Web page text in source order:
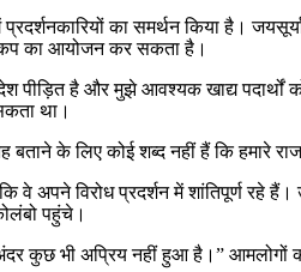
का समर्थन किया है।
कप का आयोजन कर सकता है।
पीड़ित है और मुझे आवश्यक खाद्य
था।
बताने के लिए कोई शब्द नहीं हैं कि हमारे
विरोध प्रदर्शन में शांतिपूर्ण रहे हैं।
पहुंचे।
कुछ भी अप्रिय नहीं हुआ है।” आमलोगों